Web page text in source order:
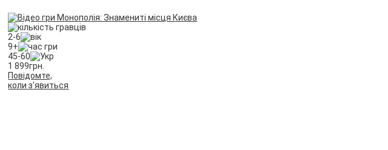
2-6
9+
45-60
1 899грн.
Повідомте,
коли з'явиться